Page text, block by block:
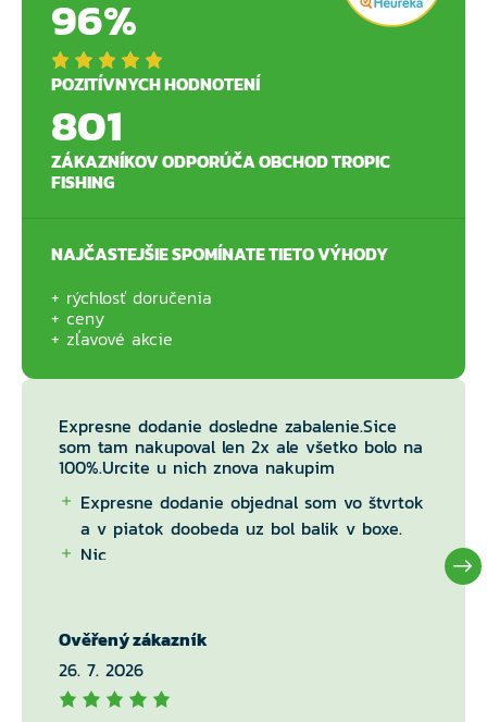
96%
POZITÍVNYCH HODNOTENÍ
801
ZÁKAZNÍKOV ODPORÚČA OBCHOD TROPIC
FISHING
NAJČASTEJŠIE SPOMÍNATE TIETO VÝHODY
rýchlosť doručenia
ceny
zľavové akcie
Expresne dodanie dosledne zabalenie.Sice
som tam nakupoval len 2x ale všetko bolo na
100%.Urcite u nich znova nakupim
Expresne dodanie objednal som vo štvrtok
a v piatok doobeda uz bol balik v boxe.
Nic
Ověřený zákazník
26. 7. 2026